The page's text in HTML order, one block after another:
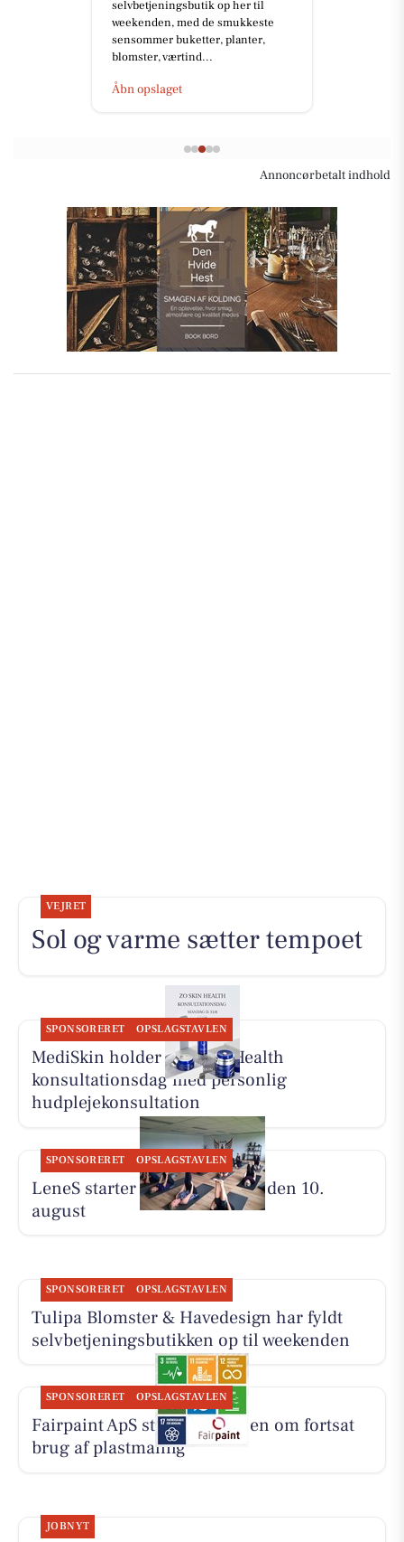
selvbetjeningsbutik op her til
weekenden, med de smukkeste
sensommer buketter, planter,
blomster, værtind...
Åbn opslaget
Annoncørbetalt indhold
VEJRET
Sol og varme sætter tempoet
SPONSORERET OPSLAGSTAVLEN
MediSkin holder ZO Skin Health
konsultationsdag med personlig
hudplejekonsultation
SPONSORERET OPSLAGSTAVLEN
LeneS starter Yoga Bootcamp den 10.
august
SPONSORERET OPSLAGSTAVLEN
Tulipa Blomster & Havedesign har fyldt
selvbetjeningsbutikken op til weekenden
SPONSORERET OPSLAGSTAVLEN
Fairpaint ApS starter samtalen om fortsat
brug af plastmaling
JOBNYT